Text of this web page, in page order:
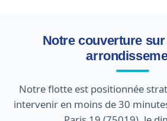
Notre couverture
Notre flotte est positionnée
intervenir en moins de 30